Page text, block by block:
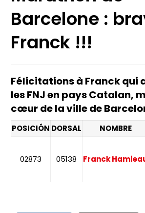
Barcelone :
Franck !!!
Félicitations à Franck qui
les FNJ en pays Catalan,
cœur de la ville de
POSICIÓN DORSAL NOMBRE
02873 05138 Franck